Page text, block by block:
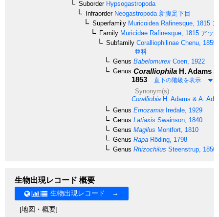
SuborderHypsogastropoda
InfraorderNeogastropoda 新腹足下目
Superfamily Muricoidea Rafinesque, 1815
Family Muricidae Rafinesque, 1815 アッ
Subfamily Coralliophilinae Chenu, 1859
亜科
Genus Babelomurex Coen, 1922
Genus Coralliophila H. Adams
1853
直下の階級を表示
Synonym(s) :
Coralliobia H. Adams & A.
Genus Emozamia Iredale, 1929
Genus Latiaxis Swainson, 1840
Genus Magilus Montfort, 1810
Genus Rapa Röding, 1798
Genus Rhizochilus Steenstrup, 1850
生物出現レコード 概要
生物出現レコード →
[地図・概要]